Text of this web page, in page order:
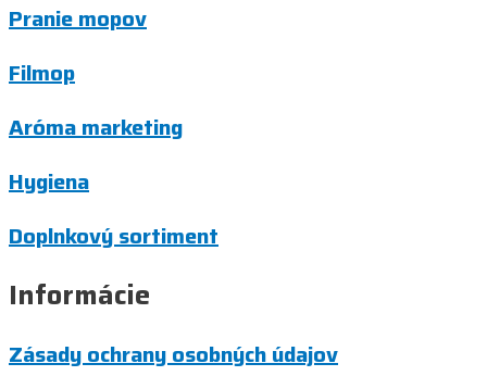
Pranie mopov
Filmop
Aróma marketing
Hygiena
Doplnkový sortiment
Informácie
Zásady ochrany osobných údajov